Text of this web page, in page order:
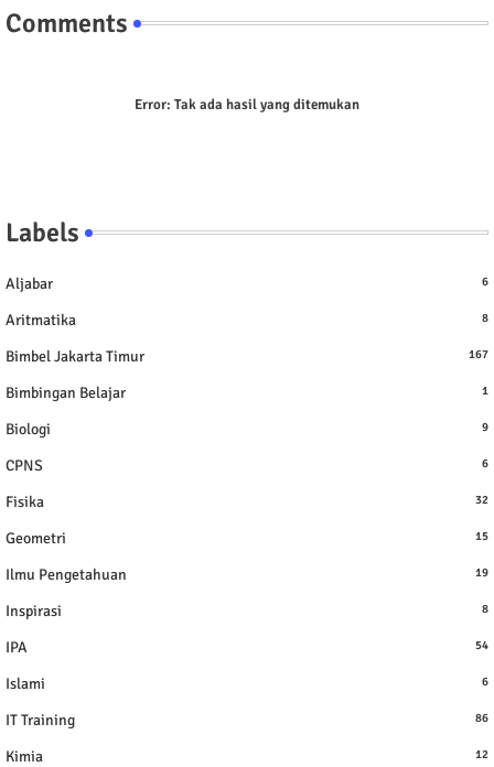
Comments
Error: Tak ada hasil yang ditemukan
Labels
Aljabar 6
Aritmatika 8
Bimbel Jakarta Timur 167
Bimbingan Belajar 1
Biologi 9
CPNS 6
Fisika 32
Geometri 15
Ilmu Pengetahuan 19
Inspirasi 8
IPA 54
Islami 6
IT Training 86
Kimia 12